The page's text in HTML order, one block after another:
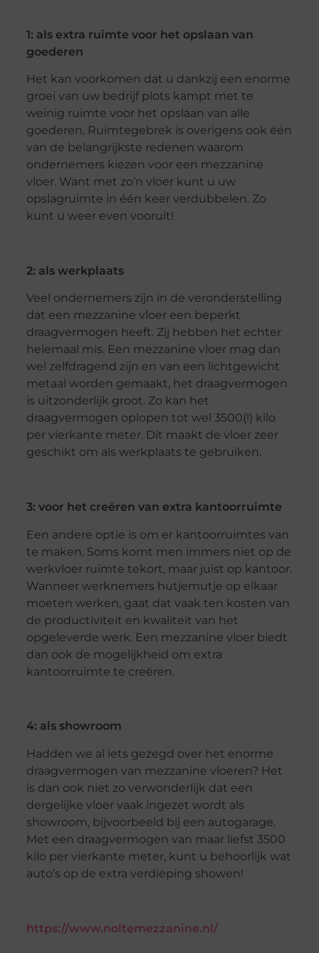
1: als extra ruimte voor het opslaan van
goederen
Het kan voorkomen dat u dankzij een enorme
groei van uw bedrijf plots kampt met te
weinig ruimte voor het opslaan van alle
goederen. Ruimtegebrek is overigens ook één
van de belangrijkste redenen waarom
ondernemers kiezen voor een mezzanine
vloer. Want met zo’n vloer kunt u uw
opslagruimte in één keer verdubbelen. Zo
kunt u weer even vooruit!
2: als werkplaats
Veel ondernemers zijn in de veronderstelling
dat een mezzanine vloer een beperkt
draagvermogen heeft. Zij hebben het echter
helemaal mis. Een mezzanine vloer mag dan
wel zelfdragend zijn en van een lichtgewicht
metaal worden gemaakt, het draagvermogen
is uitzonderlijk groot. Zo kan het
draagvermogen oplopen tot wel 3500(!) kilo
per vierkante meter. Dit maakt de vloer zeer
geschikt om als werkplaats te gebruiken.
3: voor het creëren van extra kantoorruimte
Een andere optie is om er kantoorruimtes van
te maken. Soms komt men immers niet op de
werkvloer ruimte tekort, maar juist op kantoor.
Wanneer werknemers hutjemutje op elkaar
moeten werken, gaat dat vaak ten kosten van
de productiviteit en kwaliteit van het
opgeleverde werk. Een mezzanine vloer biedt
dan ook de mogelijkheid om extra
kantoorruimte te creëren.
4: als showroom
Hadden we al iets gezegd over het enorme
draagvermogen van mezzanine vloeren? Het
is dan ook niet zo verwonderlijk dat een
dergelijke vloer vaak ingezet wordt als
showroom, bijvoorbeeld bij een autogarage.
Met een draagvermogen van maar liefst 3500
kilo per vierkante meter, kunt u behoorlijk wat
auto’s op de extra verdieping showen!
https://www.noltemezzanine.nl/